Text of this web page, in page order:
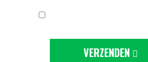
VERZENDEN